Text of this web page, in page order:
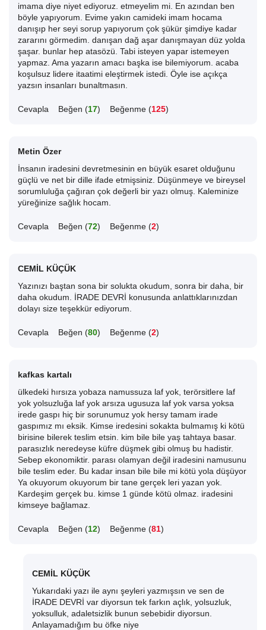
imama diye niyet ediyoruz. etmeyelim mi. En azından ben
böyle yapıyorum. Evime yakın camideki imam hocama
danışıp her seyi sorup yapıyorum çok şükür şimdiye kadar
zararını görmedim. danışan dağ aşar danışmayan düz yolda
şaşar. bunlar hep atasözü. Tabi isteyen yapar istemeyen
yapmaz. Ama yazarın amacı başka ise bilemiyorum. acaba
koşulsuz lidere itaatimi eleştirmek istedi. Öyle ise açıkça
yazsın insanları bunaltmasın.
Cevapla Beğen (17) Beğenme (125)
Metin Özer
İnsanın iradesini devretmesinin en büyük esaret olduğunu
güçlü ve net bir dille ifade etmişsiniz. Düşünmeye ve bireysel
sorumluluğa çağıran çok değerli bir yazı olmuş. Kaleminize
yüreğinize sağlık hocam.
Cevapla Beğen (72) Beğenme (2)
CEMİL KÜÇÜK
Yazınızı baştan sona bir solukta okudum, sonra bir daha, bir
daha okudum. İRADE DEVRİ konusunda anlattıklarınızdan
dolayı size teşekkür ediyorum.
Cevapla Beğen (80) Beğenme (2)
kafkas kartalı
ülkedeki hırsıza yobaza namussuza laf yok, terörsitlere laf
yok yolsuzluğa laf yok arsıza ugusuza laf yok varsa yoksa
irede gaspı hiç bir sorunumuz yok hersy tamam irade
gaspımız mı eksik. Kimse iredesini sokakta bulmamış ki kötü
birisine bilerek teslim etsin. kim bile bile yaş tahtaya basar.
parasızlık neredeyse küfre düşmek gibi olmuş bu hadistir.
Sebep ekonomiktir. parası olamyan değil iradesini namusunu
bile teslim eder. Bu kadar insan bile bile mi kötü yola düşüyor
Ya okuyorum okuyorum bir tane gerçek leri yazan yok.
Kardeşim gerçek bu. kimse 1 günde kötü olmaz. iradesini
kimseye bağlamaz.
Cevapla Beğen (12) Beğenme (81)
CEMİL KÜÇÜK
Yukarıdaki yazı ile aynı şeyleri yazmışsın ve sen de
İRADE DEVRİ var diyorsun tek farkın açlık, yolsuzluk,
yoksulluk, adaletsizlik bunun sebebidir diyorsun.
Anlayamadığım bu öfke niye